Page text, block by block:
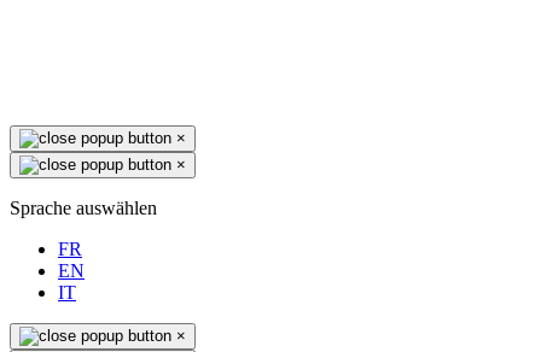
×
×
Sprache auswählen
FR
EN
IT
×